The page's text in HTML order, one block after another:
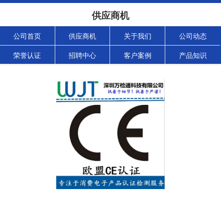
供应商机
公司首页 供应商机 关于我们 公司动态
荣誉认证 招聘中心 客户案例 产品知识